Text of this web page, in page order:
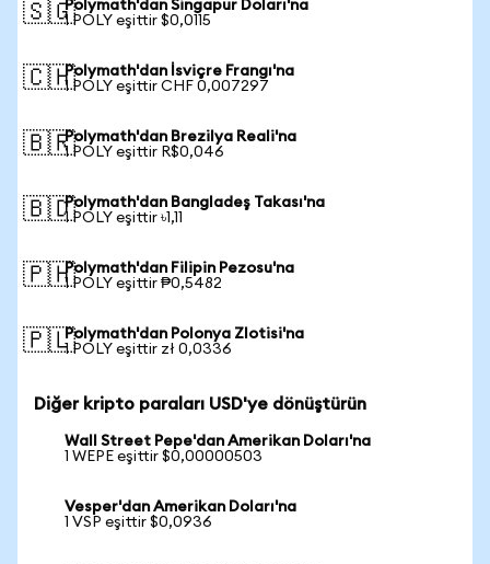
🇸🇬Polymath'dan Singapur Doları'na
1 POLY eşittir $0,0115
🇨🇭Polymath'dan İsviçre Frangı'na
1 POLY eşittir CHF 0,007297
🇧🇷Polymath'dan Brezilya Reali'na
1 POLY eşittir R$0,046
🇧🇩Polymath'dan Bangladeş Takası'na
1 POLY eşittir ৳1,11
🇵🇭Polymath'dan Filipin Pezosu'na
1 POLY eşittir ₱0,5482
🇵🇱Polymath'dan Polonya Zlotisi'na
1 POLY eşittir zł 0,0336
Diğer kripto paraları USD'ye dönüştürün
Wall Street Pepe'dan Amerikan Doları'na
1 WEPE eşittir $0,00000503
Vesper'dan Amerikan Doları'na
1 VSP eşittir $0,0936